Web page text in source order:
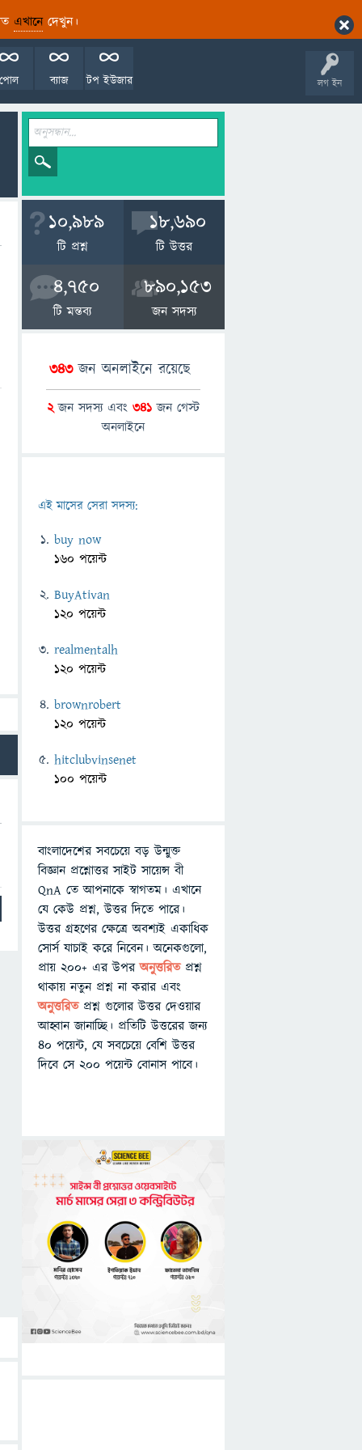
এখানেদেখুন।
লগ ইন
টপ ইউজার
ব্যাজ
পোল
10,989
টি প্রশ্ন
18,690
টি উত্তর
4,750
টি মন্তব্য
890,153
জন সদস্য
343জন অনলাইনে রয়েছে
2জন সদস্য এবং 341 জন গেস্ট
অনলাইনে
এই মাসের সেরা সদস্য:
buy now
160 পয়েন্ট
BuyAtivan
120 পয়েন্ট
realmentalh
120 পয়েন্ট
brownrobert
120 পয়েন্ট
hitclubvinsenet
100 পয়েন্ট
বাংলাদেশের সবচেয়ে বড় উন্মুক্ত
বিজ্ঞান প্রশ্নোত্তর সাইট সায়েন্স বী
QnA তে আপনাকে স্বাগতম। এখানে
যে কেউ প্রশ্ন, উত্তর দিতে পারে।
উত্তর গ্রহণের ক্ষেত্রে অবশ্যই একাধিক
সোর্স যাচাই করে নিবেন। অনেকগুলো,
প্রায় ২০০+ এর উপরঅনুত্তরিতপ্রশ্ন
থাকায় নতুন প্রশ্ন না করার এবং
অনুত্তরিত প্রশ্ন গুলোর উত্তর দেওয়ার
আহ্বান জানাচ্ছি। প্রতিটি উত্তরের জন্য
৪০ পয়েন্ট, যে সবচেয়ে বেশি উত্তর
দিবে সে ২০০ পয়েন্ট বোনাস পাবে।